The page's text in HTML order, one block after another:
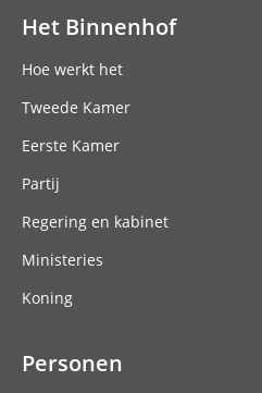
Het Binnenhof
Hoe werkt het
Tweede Kamer
Eerste Kamer
Partij
Regering en kabinet
Ministeries
Koning
Personen